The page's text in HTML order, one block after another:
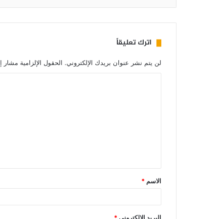
اترك تعليقاً
لن يتم نشر عنوان بريدك الإلكتروني. الحقول الإلزامية مشار
الاسم *